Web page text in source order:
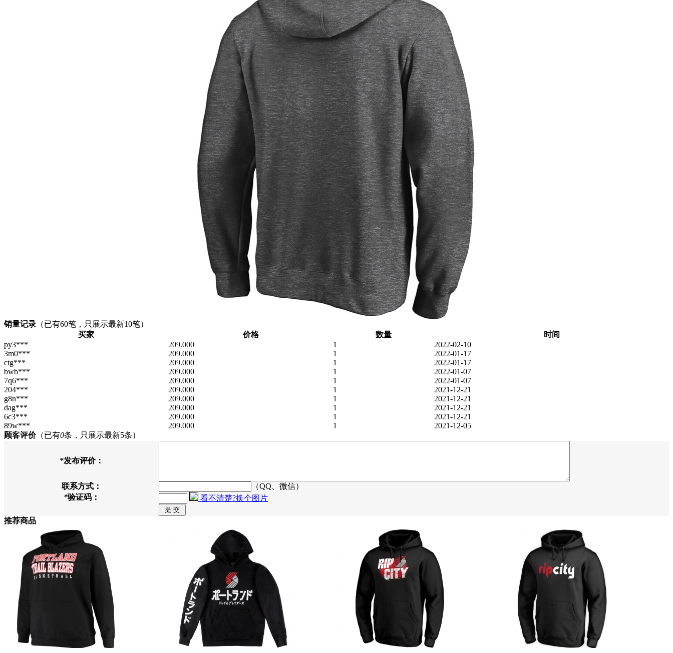
销量记录 （已有60笔，只展示最新10笔）
买家
价格 数量
时间
py3***
209.000 1
2022-02-10
3m0***
209.000 1
2022-01-17
ctg***
209.000 1
2022-01-17
bwb***
209.000 1
2022-01-07
7q6***
209.000 1
2022-01-07
204***
209.000 1
2021-12-21
g8n***
209.000 1
2021-12-21
dag***
209.000 1
2021-12-21
6c3***
209.000 1
2021-12-21
89w***
209.000 1
2021-12-05
顾客评价（已有0条，只展示最新5条）
*发布评价：
联系方式：
（QQ、微信）
*验证码： 看不清楚?换个图片
推荐商品